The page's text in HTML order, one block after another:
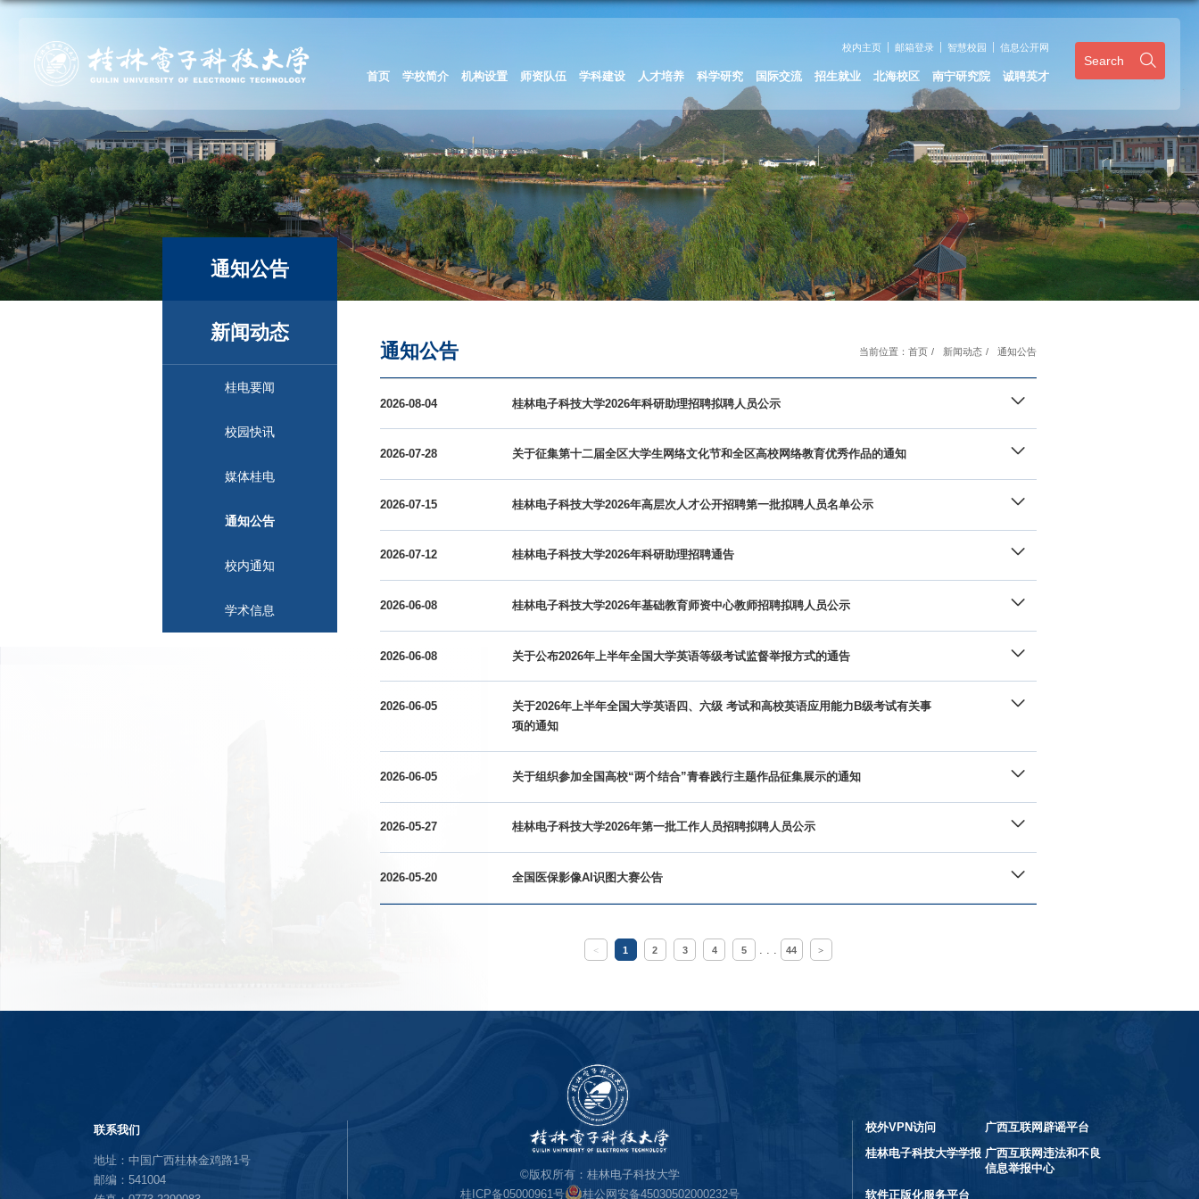
校内主页 邮箱登录 智慧校园 信息公开网
首页 学校简介 机构设置 师资队伍 学科建设 人才培养 科学研究 国际交流 招生就业 北海校区 南宁研究院 诚聘英才
Search
通知公告
新闻动态
桂电要闻
校园快讯
媒体桂电
通知公告
校内通知
学术信息
当前位置： 首页 / 新闻动态 / 通知公告
通知公告
2026-08-04 桂林电子科技大学2026年科研助理招聘拟聘人员公示
2026-07-28 关于征集第十二届全区大学生网络文化节和全区高校网络教育优秀作品的通知
2026-07-15 桂林电子科技大学2026年高层次人才公开招聘第一批拟聘人员名单公示
2026-07-12 桂林电子科技大学2026年科研助理招聘通告
2026-06-08 桂林电子科技大学2026年基础教育师资中心教师招聘拟聘人员公示
2026-06-08 关于公布2026年上半年全国大学英语等级考试监督举报方式的通告
2026-06-05
关于2026年上半年全国大学英语四、六级 考试和高校英语应用能力B级考试有关事
项的通知
2026-06-05 关于组织参加全国高校“两个结合”青春践行主题作品征集展示的通知
2026-05-27 桂林电子科技大学2026年第一批工作人员招聘拟聘人员公示
2026-05-20 全国医保影像AI识图大赛公告
< 1 2 3 4 5 44 >
联系我们
地址：中国广西桂林金鸡路1号
邮编：541004
©版权所有：桂林电子科技大学
桂ICP备05000961号
桂公网安备45030502000232号
校外VPN访问 广西互联网辟谣平台
桂林电子科技大学学报 广西互联网违法和不良
信息举报中心
软件正版化服务平台